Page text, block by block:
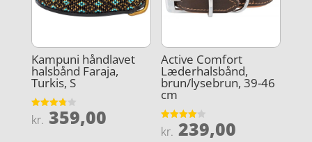
Kampuni håndlavet
halsbånd Faraja,
Turkis, S
Vurderet
3.8
kr. 359,00
Active Comfort
Læderhalsbånd,
brun/lysebrun, 39-46
cm
Vurderet
4
kr. 239,00